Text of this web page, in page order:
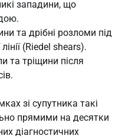
западини, що
та дрібні розломи під
(Riedel shears).
та тріщини після
зі супутника такі
прямими на десятки
діагностичних